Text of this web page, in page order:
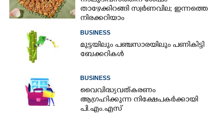
താഴേക്കിറങ്ങി സ്വർണവില; ഇന്നത്തെ
നിരക്കറിയാം
BUSINESS
മുട്ടയിലും പഞ്ചസാരയിലും പണികിട്ടി
ബേക്കറികൾ
BUSINESS
വൈവിദ്ധ്യവത്കരണം
ആഗ്രഹിക്കുന്ന നിക്ഷേപകർക്കായി
പി.എം.എസ്